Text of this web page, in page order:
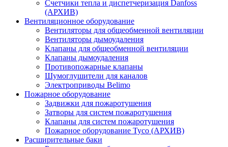
Счетчики тепла и диспетчеризация Danfoss
(АРХИВ)
Вентиляционное оборудование
Вентиляторы для общеобменной вентиляции
Вентиляторы дымоудаления
Клапаны для общеобменной вентиляции
Клапаны дымоудаления
Противопожарные клапаны
Шумоглушители для каналов
Электроприводы Belimo
Пожарное оборудование
Задвижки для пожаротушения
Затворы для систем пожаротушения
Клапаны для систем пожаротушения
Пожарное оборудование Tyco (АРХИВ)
Расширительные баки